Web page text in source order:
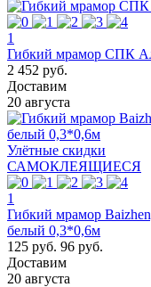
1
Гибкий мрамор СПК
2 452 руб.
Доставим
20 августа
Улётные скидки
САМОКЛЕЯЩИЕСЯ
1
Гибкий мрамор
белый 0,3*0,6м
125 руб. 96 руб.
Доставим
20 августа